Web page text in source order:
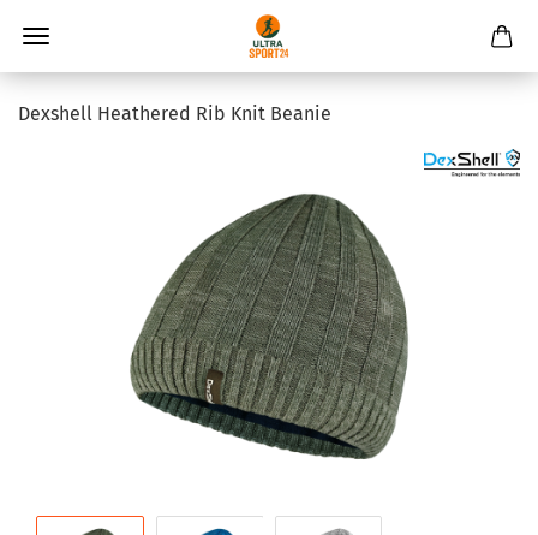
Dexshell Heathered Rib Knit Beanie